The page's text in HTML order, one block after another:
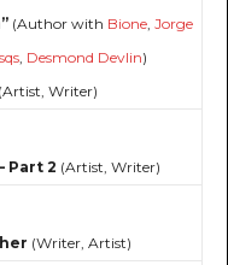
(Author with Bione, Jorge
, Desmond Devlin)
(Artist, Writer)
Part 2 (Artist, Writer)
(Writer, Artist)